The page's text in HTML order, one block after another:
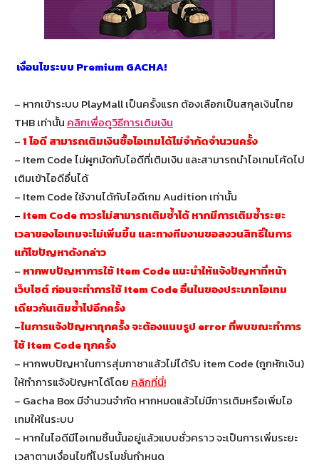
เงื่อนไขระบบ Premium GACHA!
– หากเข้าระบบ PlayMall เป็นครั้งแรก ต้องเลือกเป็นสกุลเงินไทย
THB เท่านั้น คลิกเพื่อดูวิธีการเติมเงิน
–1 ไอดี สามารถเติมเงินซื้อไอเทมได้ไม่จำกัดจำนวนครั้ง
– Item Code ไม่ผูกมัดกับไอดีที่เติมเงิน และสามารถนำไอเทมโค้ดไป
เติมเข้าไอดีอื่นได้
– Item Code ใช้งานได้กับไอดีเกม Audition เท่านั้น
– Item Code ถาวรไม่สามารถเติมซ้ำได้ หากมีการเติมซ้ำระยะ
เวลาของไอเทมจะไม่เพิ่มขึ้น และทางทีมงานขอสงวนสิทธิ์ในการ
แก้ไขปัญหาดังกล่าว
– หากพบปัญหาการใช้ Item Code แนะนำให้แจ้งปัญหาที่หน้า
เว็บไซต์ ก่อนจะทำการใช้ Item Code อื่นในของประเภทไอเทม
เดียวกันเติมซ้ำไปอีกครั้ง
–ในการแจ้งปัญหาทุกครั้ง จะต้องแนบรูป error ที่พบขณะทำการ
ใช้ Item Code ทุกครั้ง
– หากพบปัญหาในการสุ่มกาชาแล้วไม่ได้รับ item Code (ถูกหักเงิน)
ให้ทำการแจ้งปัญหาได้โดย คลิกที่นี่!
– Gacha Box มีจำนวนจำกัด หากหมดแล้วไม่มีการเติมหรือเพิ่มไอ
เทมให้ในระบบ
– หากในไอดีมีไอเทมชิ้นนั้นอยู่แล้วแบบชั่วคราว จะเป็นการเพิ่มระยะ
เวลาตามเงื่อนไขที่โปรโมชั่นกำหนด